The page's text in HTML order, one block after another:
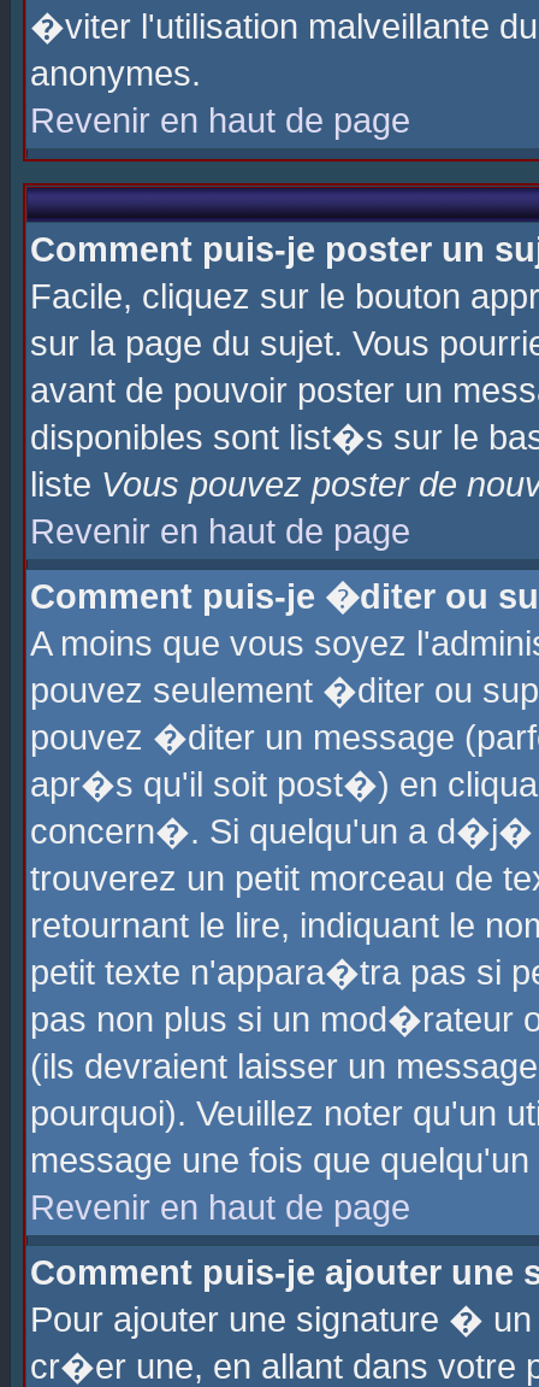
�viter l'utilisation malveillante
anonymes.
Revenir en haut de page
Comment puis-je poster un
Facile, cliquez sur le bouton
sur la page du sujet. Vous
avant de pouvoir poster un
disponibles sont list�s sur le
liste Vous pouvez poster de
Revenir en haut de page
Comment puis-je �diter ou
A moins que vous soyez
pouvez seulement �diter ou
pouvez �diter un message
apr�s qu'il soit post�) en
concern�. Si quelqu'un a
trouverez un petit morceau de
retournant le lire, indiquant le
petit texte n'appara�tra pas si
pas non plus si un mod�rateur
(ils devraient laisser un
pourquoi). Veuillez noter qu'un
message une fois que
Revenir en haut de page
Comment puis-je ajouter une
Pour ajouter une signature �
cr�er une, en allant dans